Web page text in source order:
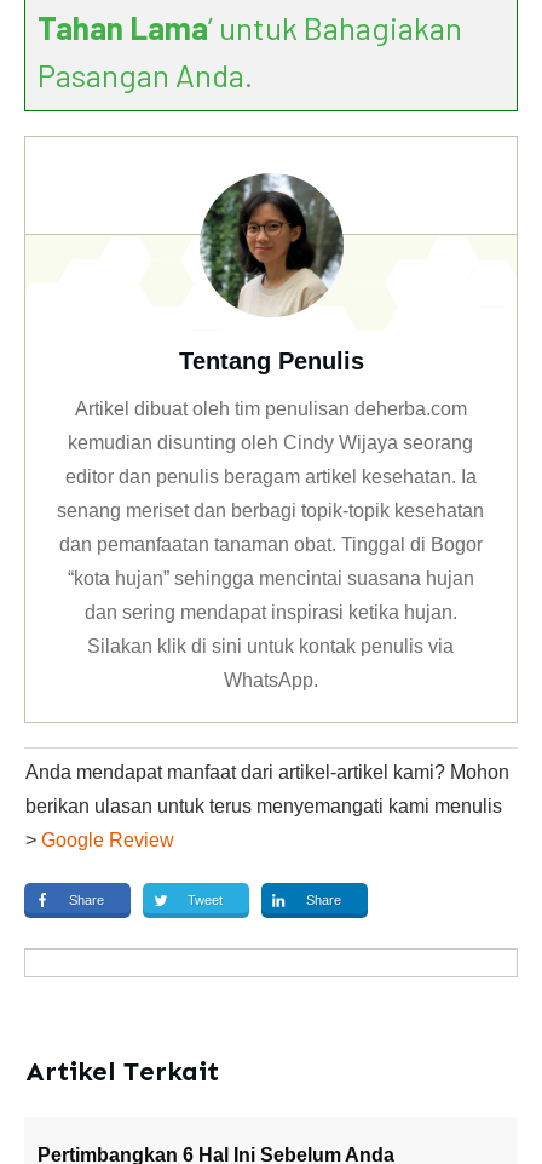
Tahan Lama’ untuk Bahagiakan
Pasangan Anda.
Tentang Penulis
Artikel dibuat oleh tim penulisan deherba.com
kemudian disunting oleh Cindy Wijaya seorang
editor dan penulis beragam artikel kesehatan. Ia
senang meriset dan berbagi topik-topik kesehatan
dan pemanfaatan tanaman obat. Tinggal di Bogor
“kota hujan” sehingga mencintai suasana hujan
dan sering mendapat inspirasi ketika hujan.
Silakan klikdi sini untuk kontak penulis via
WhatsApp.
Anda mendapat manfaat dari artikel-artikel kami? Mohon
berikan ulasan untuk terus menyemangati kami menulis
> Google Review
Share Tweet Share
Artikel Terkait
Pertimbangkan 6 Hal Ini Sebelum Anda